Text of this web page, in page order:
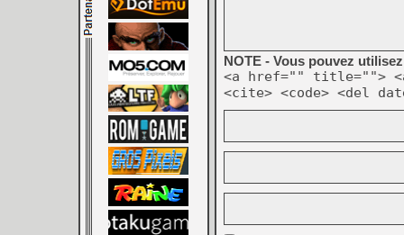
NOTE - Vous pouvez
<a href="" title="">
<cite> <code> <del